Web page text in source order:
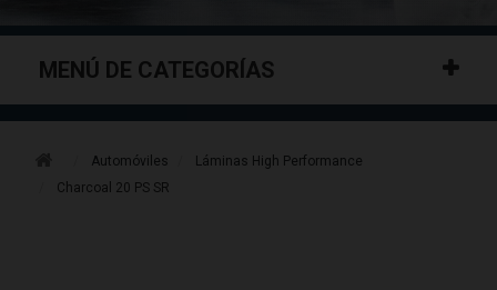
MENÚ DE CATEGORÍAS
Automóviles
Láminas High Performance
Charcoal 20 PS SR